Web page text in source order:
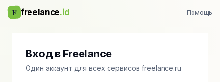
F freelance.id Помощь
Вход в Freelance
Один аккаунт для всех сервисов freelance.ru